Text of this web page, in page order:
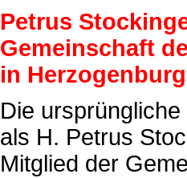
Petrus
Gemeinschaft
in
Die
als H. Petrus
Mitglied der